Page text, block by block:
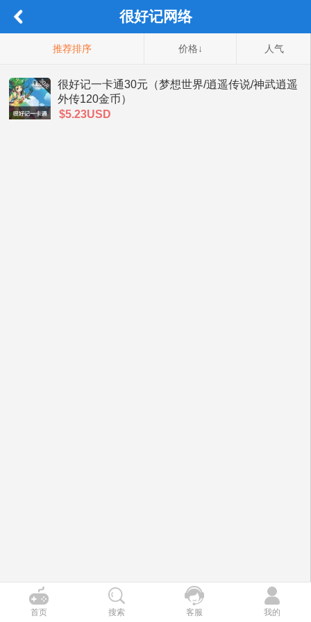
很好记网络
推荐排序 价格↓ 人气
很好记一卡通30元（梦想世界/逍遥传说/神武逍遥
外传120金币）
$5.23USD
首页 搜索 客服 我的